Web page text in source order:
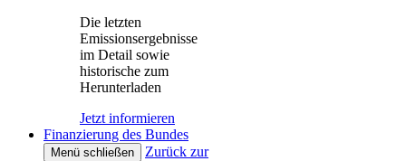
Die letzten
Emissionsergebnisse
im Detail sowie
historische zum
Herunterladen
Jetzt informieren
Finanzierung des Bundes
Menü schließen
Zurück zur